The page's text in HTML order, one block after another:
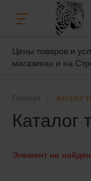
Цены товаров и
магазинах и на
Главная Каталог
Каталог
Элемент не найден